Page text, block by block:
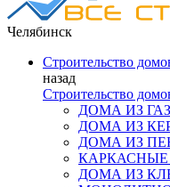
Челябинск
Строительство
назад
Строительство
ДОМА ИЗ
ДОМА ИЗ
ДОМА ИЗ
ДОМА ИЗ